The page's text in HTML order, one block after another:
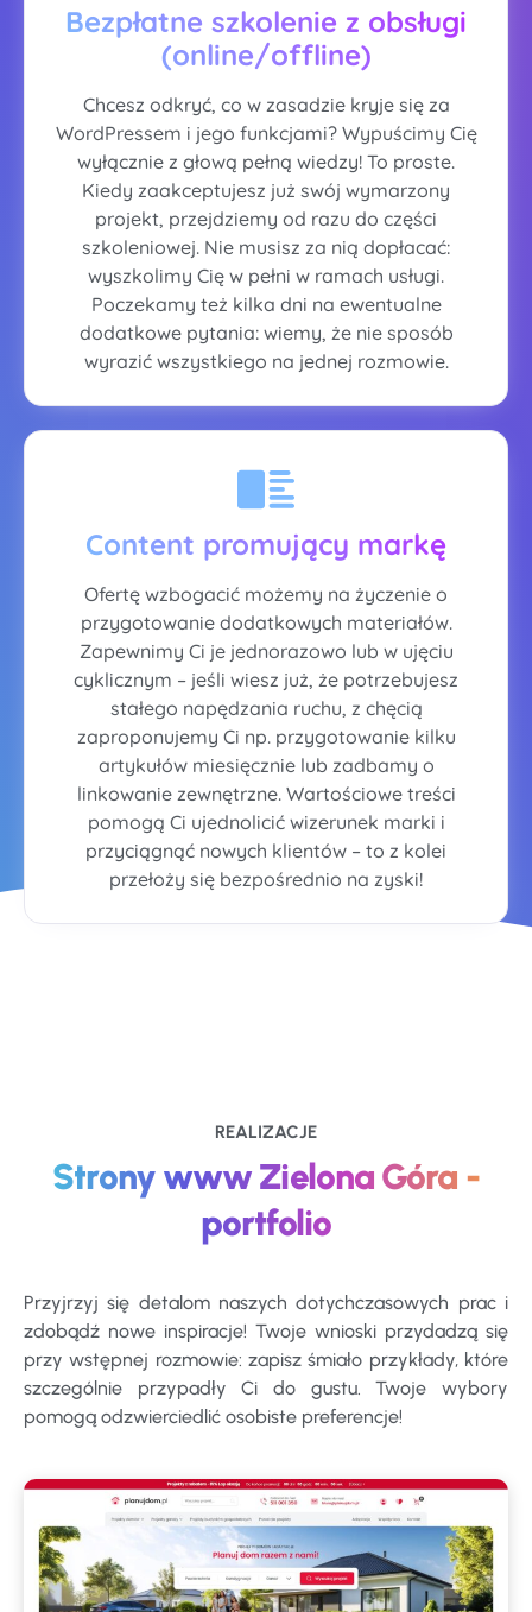
Bezpłatne szkolenie z obsługi
(online/offline)
Chcesz odkryć, co w zasadzie kryje się za
WordPressem i jego funkcjami? Wypuścimy Cię
wyłącznie z głową pełną wiedzy! To proste.
Kiedy zaakceptujesz już swój wymarzony
projekt, przejdziemy od razu do części
szkoleniowej. Nie musisz za nią dopłacać:
wyszkolimy Cię w pełni w ramach usługi.
Poczekamy też kilka dni na ewentualne
dodatkowe pytania: wiemy, że nie sposób
wyrazić wszystkiego na jednej rozmowie.
Content promujący markę
Ofertę wzbogacić możemy na życzenie o
przygotowanie dodatkowych materiałów.
Zapewnimy Ci je jednorazowo lub w ujęciu
cyklicznym – jeśli wiesz już, że potrzebujesz
stałego napędzania ruchu, z chęcią
zaproponujemy Ci np. przygotowanie kilku
artykułów miesięcznie lub zadbamy o
linkowanie zewnętrzne. Wartościowe treści
pomogą Ci ujednolicić wizerunek marki i
przyciągnąć nowych klientów – to z kolei
przełoży się bezpośrednio na zyski!
REALIZACJE
Strony www Zielona Góra -
portfolio
Przyjrzyj się detalom naszych dotychczasowych prac i
zdobądź nowe inspiracje! Twoje wnioski przydadzą się
przy wstępnej rozmowie: zapisz śmiało przykłady, które
szczególnie przypadły Ci do gustu. Twoje wybory
pomogą odzwierciedlić osobiste preferencje!